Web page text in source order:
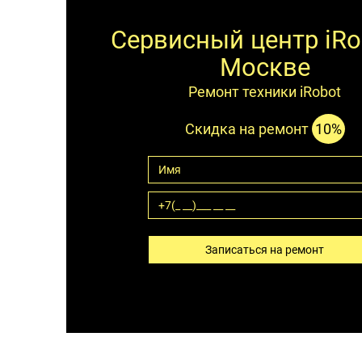
Сервисный центр
Москве
Ремонт техники iRobot
Скидка на ремонт 10%
Записаться на ремонт